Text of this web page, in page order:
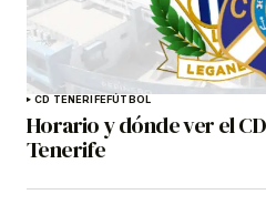
CD TENERIFEFÚTBOL
Horario y dónde ver el
Tenerife